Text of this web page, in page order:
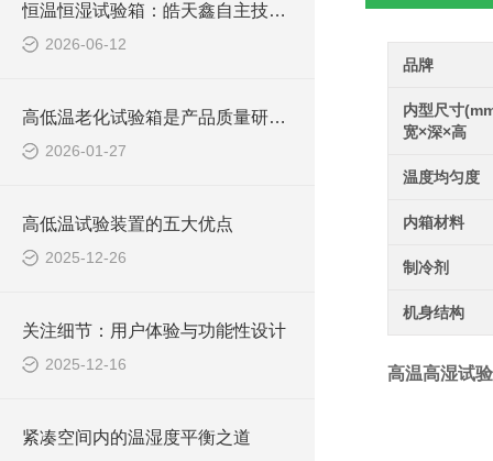
恒温恒湿试验箱：皓天鑫自主技术破解均匀性与防结露难题
2026-06-12
高低温老化试验箱是产品质量研发过程中不可少的重要工具
2026-01-27
高低温试验装置的五大优点
2025-12-26
关注细节：用户体验与功能性设计
2025-12-16
紧凑空间内的温湿度平衡之道
品牌
内型尺寸
宽×深×高
温度均匀度
内箱材料
制冷剂
机身结构
高温高湿试